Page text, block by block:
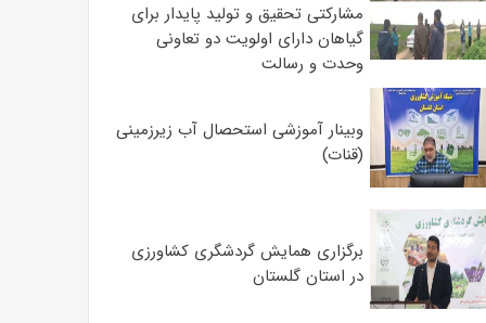
مشارکتی تحقیق و تولید پایدار برای
گیاهان دارای اولویت دو تعاونی
وحدت و رسالت
وبینار آموزشی استحصال آب زیرزمینی
(قنات)
برگزاری همایش گردشگری کشاورزی
در استان گلستان